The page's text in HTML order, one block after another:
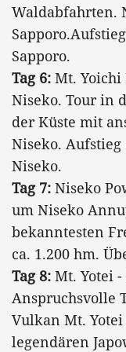
Waldabfahrten.
Sapporo.
Tag 6: Mt.
Niseko. Tour in
der Küste mit
Niseko.
Niseko.
Tag 7: Niseko
um Niseko
bekanntesten
ca. 1.200 hm.
Tag 8: Mt. Yotei
Anspruchsvolle
Vulkan Mt.
legendären